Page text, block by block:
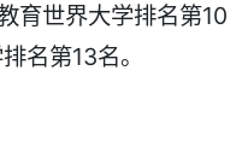
育世界大学排名第10
名第13名。